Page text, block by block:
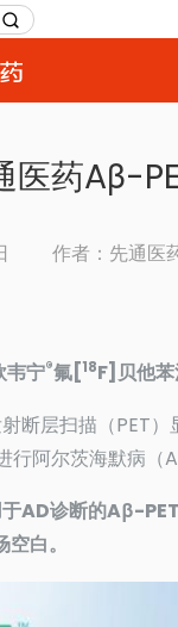
医药Aβ-
作者：先通医
韦宁®氟[ 18 F]贝他
断层扫描（PET
行阿尔茨海默病（
AD诊断的Aβ-
白。